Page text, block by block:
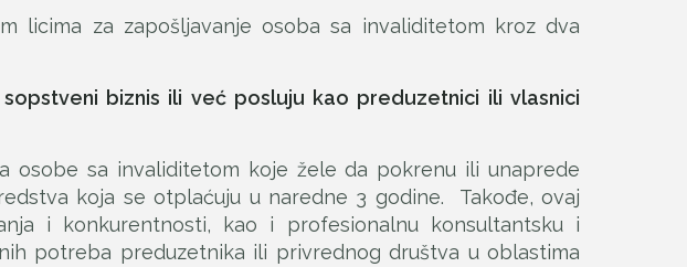
licima za zapošljavanje osoba sa invaliditetom kroz dva
biznis ili već posluju kao preduzetnici ili vlasnici
osobe sa invaliditetom koje žele da pokrenu ili unaprede
koja se otplaćuju u naredne 3 godine. Takođe, ovaj
i konkurentnosti, kao i profesionalnu konsultantsku i
potreba preduzetnika ili privrednog društva u oblastima